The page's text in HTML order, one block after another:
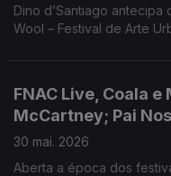
Dino d’Santiago
Wool – Festival de Arte
FNAC Live, Coala e
McCartney; Pai
30 mai. 2026
Aberta a época dos